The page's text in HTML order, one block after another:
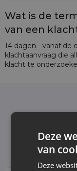
Wat is de
van een
14 dagen - vanaf de
klachtaanvraag die
klacht te
hoogte van
Wij
onnodige
Deze
van
Deze